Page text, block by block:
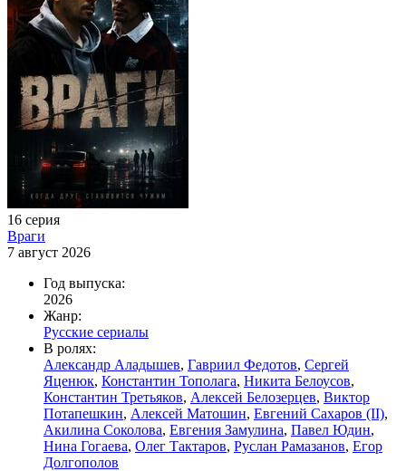
16 серия
Враги
7 август 2026
Год выпуска:
2026
Жанр:
Русские сериалы
В ролях:
Александр Аладышев, Гавриил Федотов, Сергей
Яценюк, Константин Тополага, Никита Белоусов,
Константин Третьяков, Алексей Белозерцев, Виктор
Потапешкин, Алексей Матошин, Евгений Сахаров (II),
Акилина Соколова, Евгения Замулина, Павел Юдин,
Нина Гогаева, Олег Тактаров, Руслан Рамазанов, Егор
Долгополов